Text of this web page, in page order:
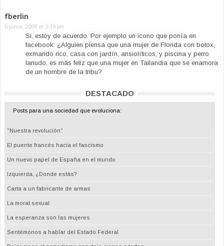
fberlin
5 junio, 2009 at 3:19 pm
Si, estoy de acuerdo. Por ejemplo un icono que ponía en
facebook: ¿Alguien piensa que una mujer de Florida con botox,
exmarido rico, casa con jardín, ansiolíticos, y piscina y perro
lanudo, es más feliz que una mujer en Tailandia que se enamora
de un hombre de la tribu?
DESTACADO
Posts para una sociedad que evoluciona:
"Nuestra revolución"
El puente francés hacia el fascismo
Un nuevo papel de España en el mundo
Izquierda, ¿Donde estás?
Carta a un fabricante de armas
La moral sexual
La esperanza son las mujeres
Sentémonos a hablar del Estado Federal